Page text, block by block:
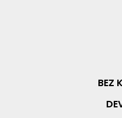
BEZ